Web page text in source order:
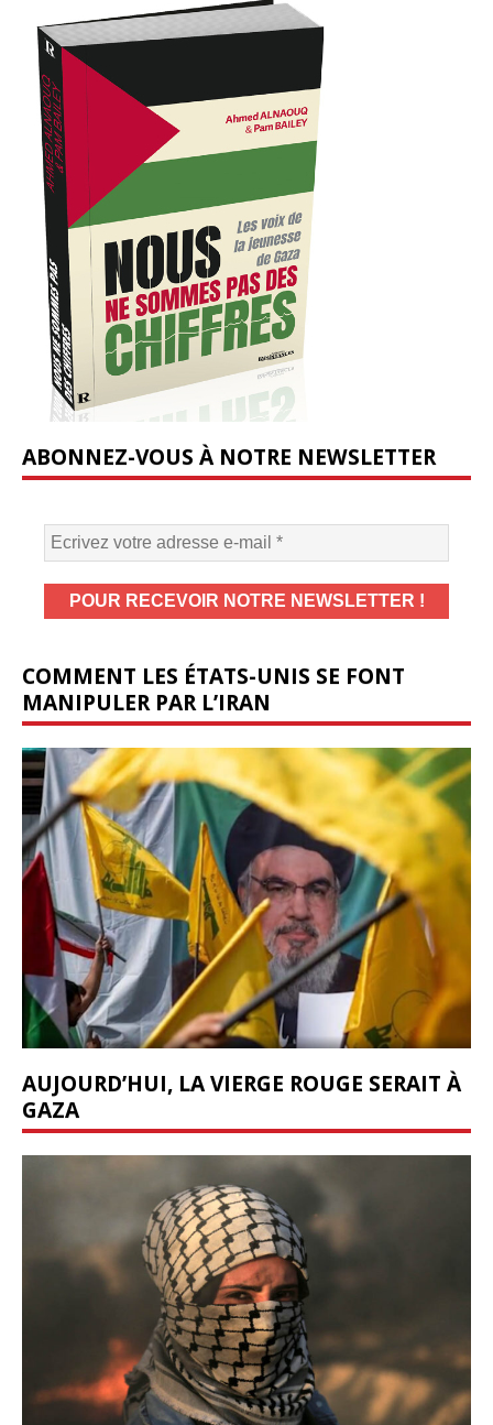
ABONNEZ-VOUS À NOTRE NEWSLETTER
COMMENT LES ÉTATS-UNIS SE FONT
MANIPULER PAR L’IRAN
AUJOURD’HUI, LA VIERGE ROUGE SERAIT À
GAZA